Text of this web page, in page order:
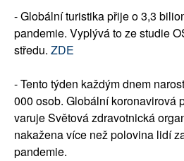
- Globální turistika přije o 3,3
pandemie. Vyplývá to ze studie
středu. ZDE
- Tento týden každým dnem
000 osob. Globální koronavirová
varuje Světová zdravotnická
nakažena více než polovina lidí
pandemie.